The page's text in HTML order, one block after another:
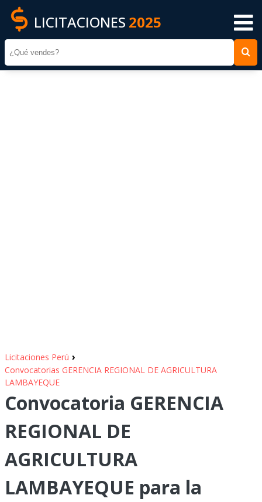
LICITACIONES 2025
Licitaciones Perú ›
Convocatorias GERENCIA REGIONAL DE AGRICULTURA
LAMBAYEQUE
Convocatoria GERENCIA
REGIONAL DE
AGRICULTURA
LAMBAYEQUE para la